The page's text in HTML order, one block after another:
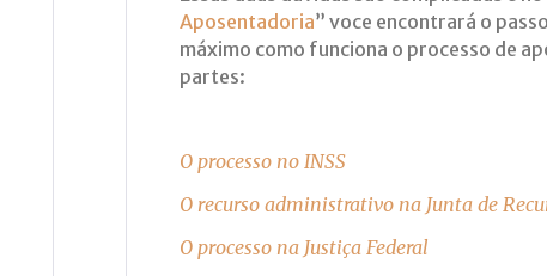
Aposentadoria” voce encontrará o
máximo como funciona o processo de
partes:
O processo no INSS
O recurso administrativo na Junta de
O processo na Justiça Federal